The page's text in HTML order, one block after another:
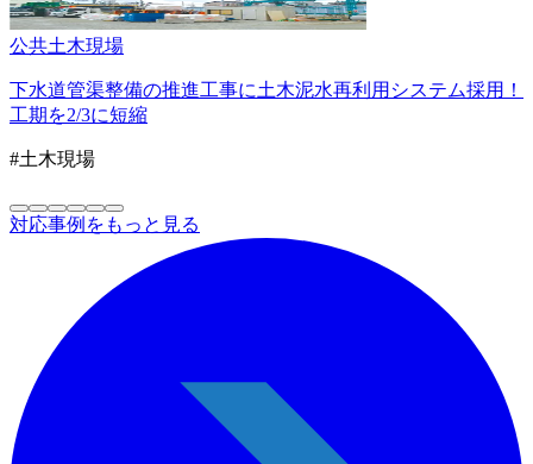
公共土木現場
下水道管渠整備の推進工事に土木泥水再利用システム採用！
工期を2/3に短縮
#土木現場
対応事例をもっと見る